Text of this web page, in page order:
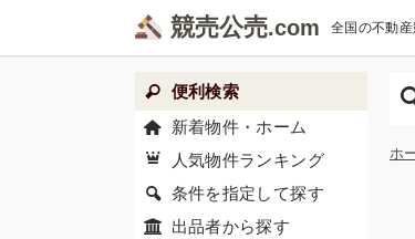
競売公売 全国の不動
ホ
便利検索
新着物件・ホーム
人気物件ランキング
条件を指定して探す
出品者から探す